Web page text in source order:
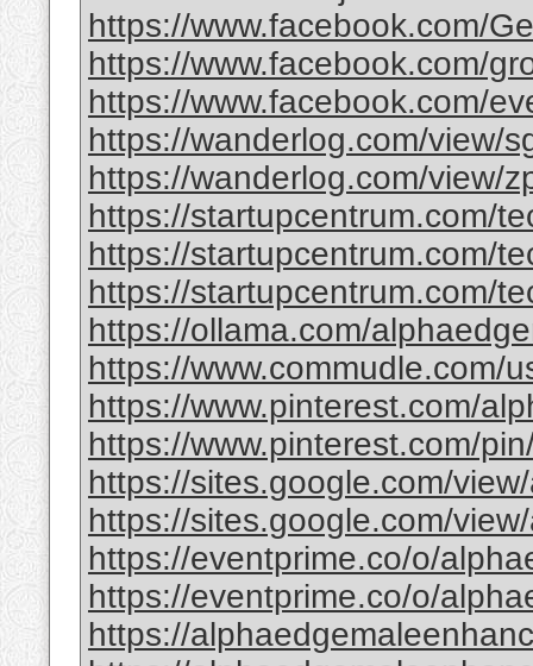
https://www.facebook.com/
https://www.facebook.com/
https://www.facebook.com/
https://wanderlog.com/view/
https://wanderlog.com/view/
https://startupcentrum.com/
https://startupcentrum.com/
https://startupcentrum.com/
https://ollama.com/
https://www.commudle.com/
https://www.pinterest.com/
https://www.pinterest.com/
https://sites.google.com/
https://sites.google.com/
https://eventprime.co/o/
https://eventprime.co/o/
https://